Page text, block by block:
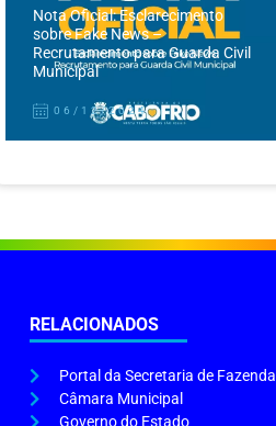
Nota Oficial: Esclarecimento
sobre Fake News –
Recrutamento para Guarda Civil
Municipal
06/12/2024
RELACIONADOS
Portal da Secretaria de Fazenda
Câmara Municipal
Governo do Estado